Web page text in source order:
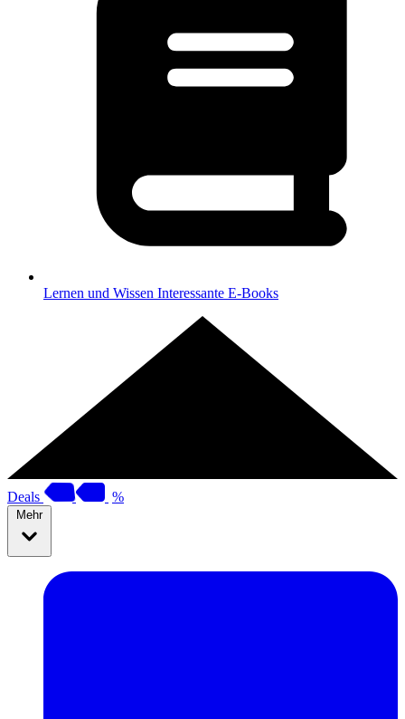
Lernen und Wissen Interessante E-Books
Deals %
Mehr